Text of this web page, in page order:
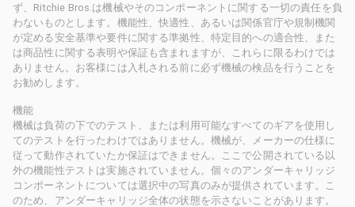
ず、Ritchie Bros.は機械やそのコンポーネントに関する一切の責任を負
わないものとします。機能性、快適性、あるいは関係官庁や規制機関
が定める安全基準や要件に関する準拠性、特定目的への適合性、また
は商品性に関する表明や保証も含まれますが、これらに限るわけでは
ありません。お客様には入札される前に必ず機械の検品を行うことを
お勧めします。
機能
機械は負荷の下でのテスト、または利用可能なすべてのギアを使用し
てのテストを行ったわけではありません。機械が、メーカーの仕様に
従って動作されていたか保証はできません。ここで公開されている以
外の機能性テストは実施されていません。個々のアンダーキャリッジ
コンポーネントについては選択中の写真のみが提供されています。こ
のため、アンダーキャリッジ全体の状態を示さないことがあります。